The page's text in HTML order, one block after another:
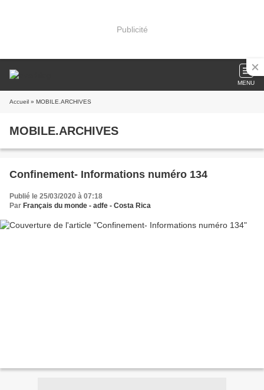
Publicité
MENU
Accueil » MOBILE.ARCHIVES
MOBILE.ARCHIVES
Confinement- Informations numéro 134
Publié le 25/03/2020 à 07:18
Par Français du monde - adfe - Costa Rica